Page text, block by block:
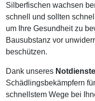
Silberfischen wachsen
schnell und sollten
um Ihre Gesundheit zu
Bausubstanz vor
beschützen.
Dank unseres
Schädlingsbekämpfern für
schnellstem Wege bei